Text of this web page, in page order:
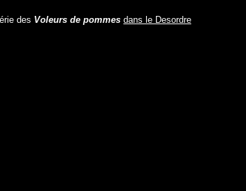
des Voleurs de pommes dans le Desordre